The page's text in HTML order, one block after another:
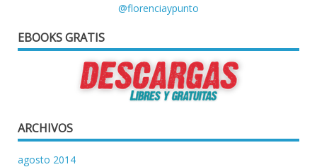
@florenciaypunto
EBOOKS GRATIS
ARCHIVOS
agosto 2014